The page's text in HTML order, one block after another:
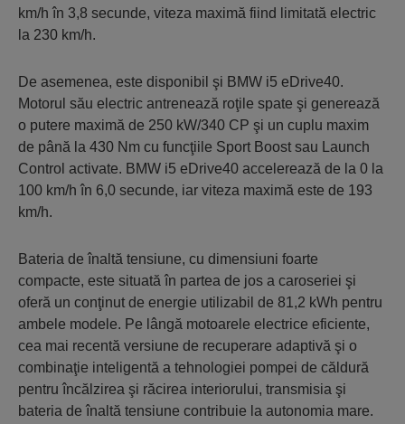
km/h în 3,8 secunde, viteza maximă fiind limitată electric
la 230 km/h.
De asemenea, este disponibil şi BMW i5 eDrive40.
Motorul său electric antrenează roţile spate şi generează
o putere maximă de 250 kW/340 CP şi un cuplu maxim
de până la 430 Nm cu funcţiile Sport Boost sau Launch
Control activate. BMW i5 eDrive40 accelerează de la 0 la
100 km/h în 6,0 secunde, iar viteza maximă este de 193
km/h.
Bateria de înaltă tensiune, cu dimensiuni foarte
compacte, este situată în partea de jos a caroseriei şi
oferă un conţinut de energie utilizabil de 81,2 kWh pentru
ambele modele. Pe lângă motoarele electrice eficiente,
cea mai recentă versiune de recuperare adaptivă şi o
combinaţie inteligentă a tehnologiei pompei de căldură
pentru încălzirea şi răcirea interiorului, transmisia şi
bateria de înaltă tensiune contribuie la autonomia mare.